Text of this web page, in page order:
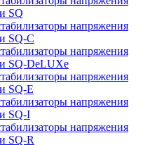
SQ
напряжения
SQ-C
напряжения
SQ-DeLUXe
напряжения
SQ-E
напряжения
SQ-I
напряжения
SQ-R